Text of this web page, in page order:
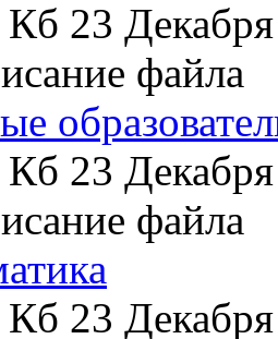
Кб 23
файла
Кб 23
файла
Кб 23